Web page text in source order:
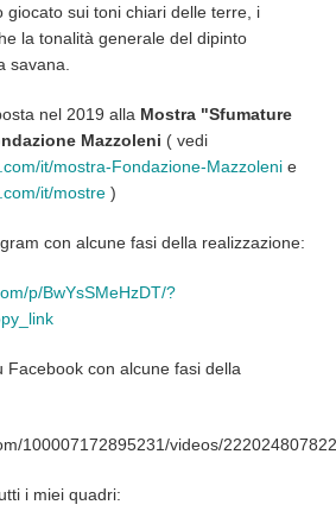
giocato sui toni chiari delle terre, i
la tonalità generale del dipinto
savana.
nel 2019 alla Mostra "Sfumature
Mazzoleni ( vedi
it/mostra-Fondazione-Mazzoleni e
it/mostre )
con alcune fasi della realizzazione:
p/BwYsSMeHzDT/?
Facebook con alcune fasi della
100007172895231/videos/
i miei quadri: